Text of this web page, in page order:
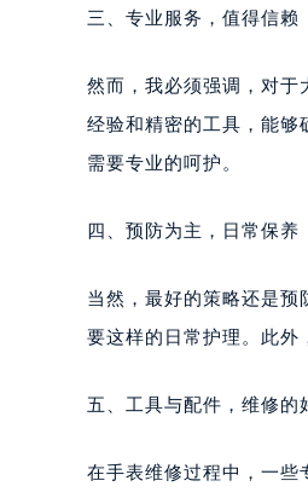
三、专业服务，值得信赖
然而，我必须强调，对于
经验和精密的工具，能够
需要专业的呵护。
四、预防为主，日常保养
当然，最好的策略还是
要这样的日常护理。此外
五、工具与配件，维修的
在手表维修过程中，一些